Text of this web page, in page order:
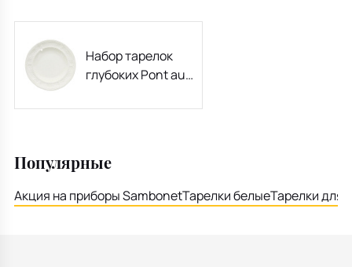
Набор тарелок
глубоких Pont aux
см, 4 шт
Популярные
Акция на приборы SambonetТарелки белыеТарелки для